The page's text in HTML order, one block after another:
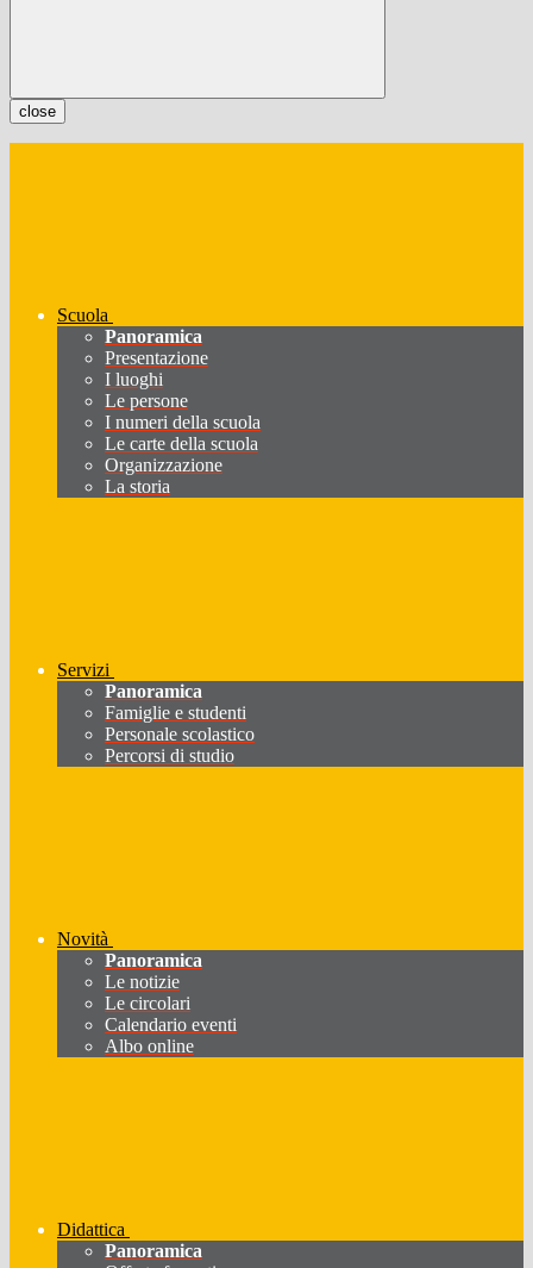
close
Scuola
Panoramica
Presentazione
I luoghi
Le persone
I numeri della scuola
Le carte della scuola
Organizzazione
La storia
Servizi
Panoramica
Famiglie e studenti
Personale scolastico
Percorsi di studio
Novità
Panoramica
Le notizie
Le circolari
Calendario eventi
Albo online
Didattica
Panoramica